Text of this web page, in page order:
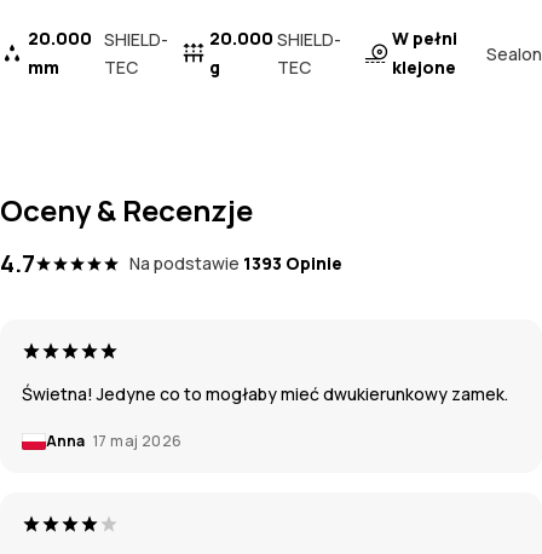
20.000
mm
SHIELD-
TEC
20.000
g
SHIELD-
TEC
W pełni
klejone
Sealon
Oceny & Recenzje
4.7 Na podstawie 1393 Opinie
Świetna! Jedyne co to mogłaby mieć dwukierunkowy zamek.
Anna 17 maj 2026